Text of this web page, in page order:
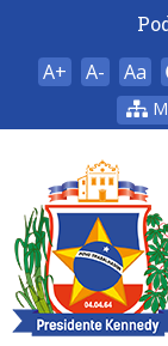
A+ A- Aa